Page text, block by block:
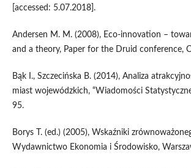
[accessed: 5.07.2018].
Andersen M. M. (2008), Eco‑innovation –
and a theory, Paper for the Druid conference,
Bąk I., Szczecińska B. (2014), Analiza
miast wojewódzkich, “Wiadomości
95.
Borys T. (ed.) (2005), Wskaźniki
Wydawnictwo Ekonomia i Środowisko,